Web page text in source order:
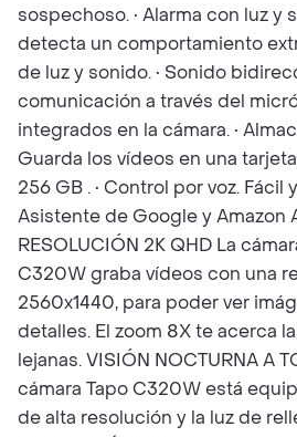
sospechoso. • Alarma con luz y
detecta un comportamiento
de luz y sonido. • Sonido
comunicación a través del
integrados en la cámara. •
Guarda los vídeos en una
256 GB . • Control por voz.
Asistente de Google y Amazon
RESOLUCIÓN 2K QHD La
C320W graba vídeos con una
2560x1440, para poder ver
detalles. El zoom 8X te acerca
lejanas. VISIÓN NOCTURNA A
cámara Tapo C320W está
de alta resolución y la luz de